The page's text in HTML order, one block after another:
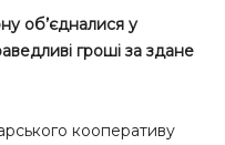
об’єдналися у
гроші за здане
кооперативу